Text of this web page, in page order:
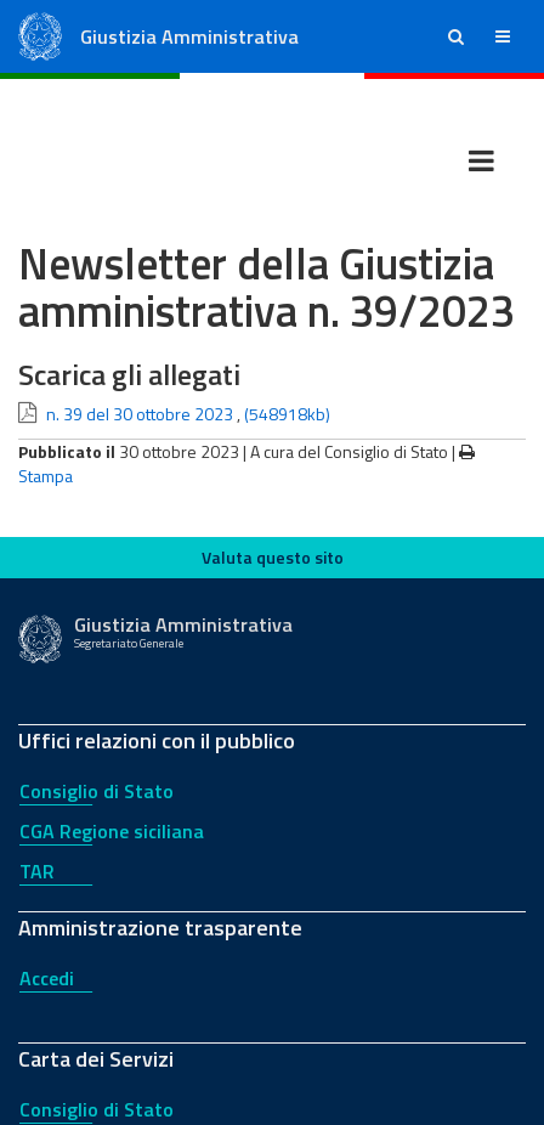
Giustizia Amministrativa ricerca menu
Newsletter della Giustizia
amministrativa n. 39/2023
Scarica gli allegati
n. 39 del 30 ottobre 2023 ,(548918kb)
Pubblicato il 30 ottobre 2023 |A cura del Consiglio di Stato|
Stampa
Valuta questo sito
Valuta questo sito
Giustizia Amministrativa
Segretariato Generale
Uffici relazioni con il pubblico
Consiglio di Stato
CGA Regione siciliana
TAR
Amministrazione trasparente
Accedi
Carta dei Servizi
Consiglio di Stato